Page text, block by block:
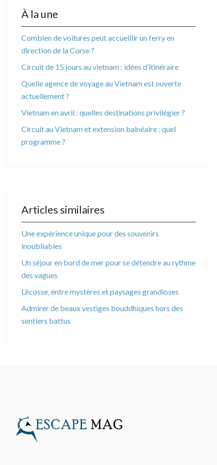
À la une
Combien de voitures peut accueillir un ferry en
direction de la Corse ?
Circuit de 15 jours au vietnam : idées d’itinéraire
Quelle agence de voyage au Vietnam est ouverte
actuellement ?
Vietnam en avril : quelles destinations privilégier ?
Circuit au Vietnam et extension balnéaire : quel
programme ?
Articles similaires
Une expérience unique pour des souvenirs
inoubliables
Un séjour en bord de mer pour se détendre au rythme
des vagues
L’écosse, entre mystères et paysages grandioses
Admirer de beaux vestiges bouddhiques hors des
sentiers battus